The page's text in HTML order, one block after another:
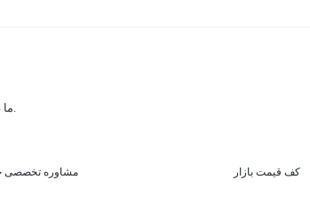
ما 24 ساعته 7 روز هفته پاسخگوی شما هستیم.
مشاوره تخصصی کف قیمت بازار